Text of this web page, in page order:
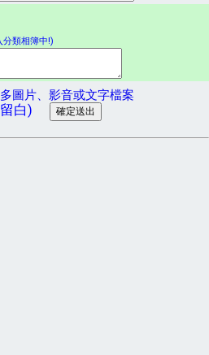
分類相簿中!)
圖片、影音或文字檔案
白)